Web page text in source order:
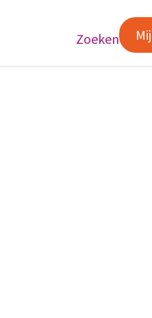
Zoeken